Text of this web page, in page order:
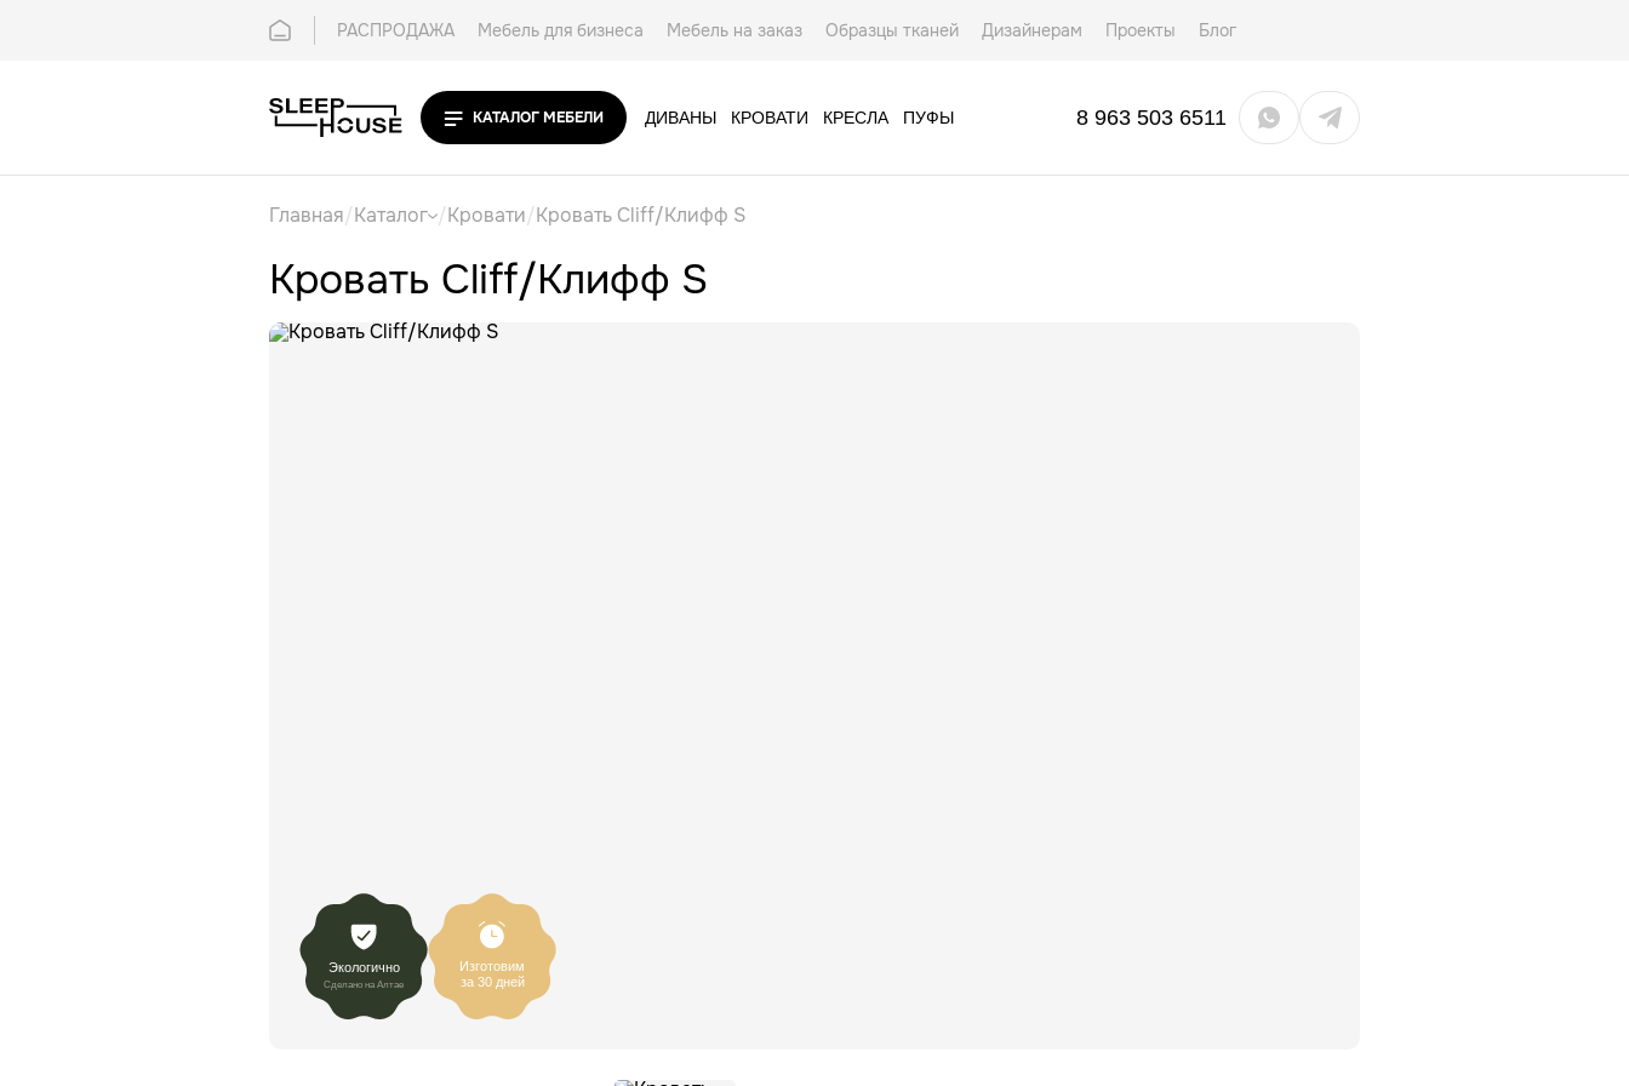
РАСПРОДАЖА Мебель для бизнеса Мебель на заказ Образцы тканей Дизайнерам Проекты Блог
Покупателям Контакты
КАТАЛОГ МЕБЕЛИ ДИВАНЫ КРОВАТИ КРЕСЛА ПУФЫ
АКСЕССУАРЫ
8 963 503 6511
Главная/Каталог /Кровати/Кровать Cliff/Клифф S
Экологично
Сделано на Алтае
Изготовим
за 30 дней
Кровать Cliff/Клифф S